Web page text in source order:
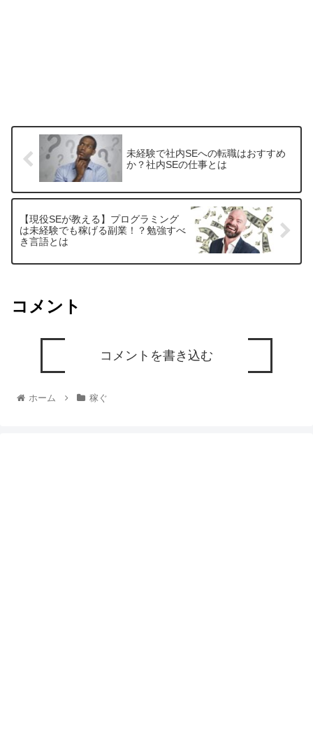
未経験で社内SEへの転職はおすすめ
か？社内SEの仕事とは
【現役SEが教える】プログラミング
は未経験でも稼げる副業！？勉強すべ
き言語とは
コメント
コメントを書き込む
ホーム 稼ぐ